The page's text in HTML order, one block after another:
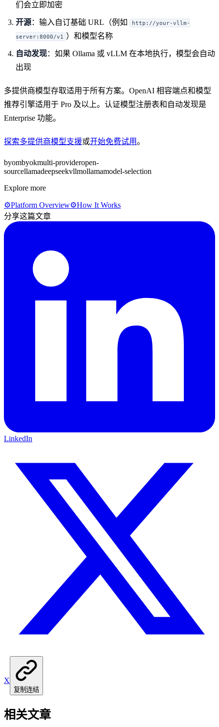
们会立即加密
开源：输入自订基础 URL（例如 http://your-vllm-
server:8000/v1 ）和模型名称
自动发现：如果 Ollama 或 vLLM 在本地执行，模型会自动
出现
多提供商模型存取适用于所有方案。OpenAI 相容端点和模型
推荐引擎适用于 Pro 及以上。认证模型注册表和自动发现是
Enterprise 功能。
探索多提供商模型支援或开始免费试用。
byombyokmulti-provideropen-
sourcellamadeepseekvllmollamamodel-selection
Explore more
⚙️Platform Overview⚙️How It Works
分享这篇文章
LinkedIn
X
复制连结
相关文章